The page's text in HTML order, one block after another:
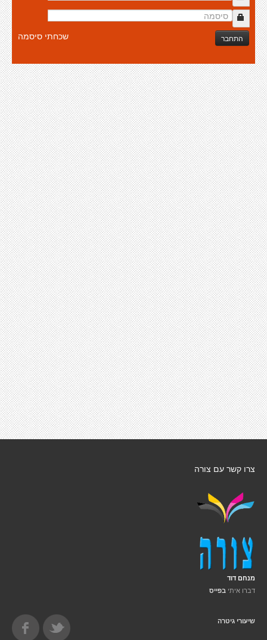
התחבר שכחתי סיסמה
צרו קשר עם צורה
מנחם דוד
דברו איתי בפייס
שיעורי גיטרה